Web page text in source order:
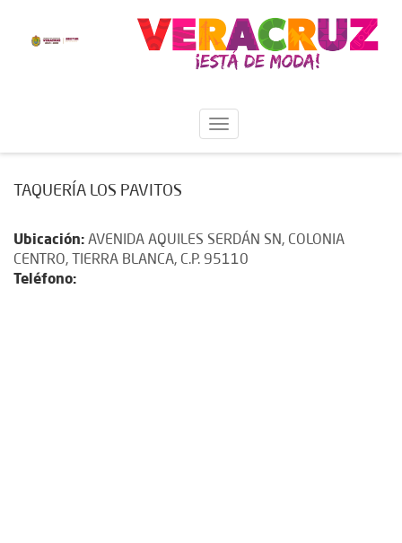
TAQUERÍA LOS PAVITOS
Ubicación: AVENIDA AQUILES SERDÁN SN, COLONIA
CENTRO, TIERRA BLANCA, C.P. 95110
Teléfono: